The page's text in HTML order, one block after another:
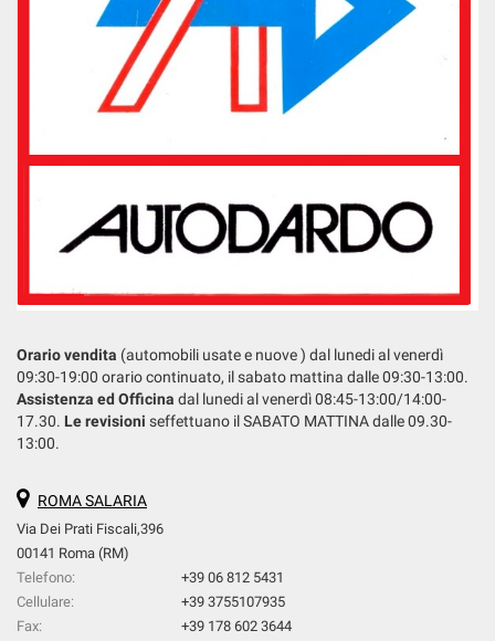
Orario vendita (automobili usate e nuove ) dal lunedi al venerdì
09:30-19:00 orario continuato, il sabato mattina dalle 09:30-13:00.
Assistenza ed Officina dal lunedi al venerdì 08:45-13:00/14:00-
17.30. Le revisioni seffettuano il SABATO MATTINA dalle 09.30-
13:00.
ROMA SALARIA
Via Dei Prati Fiscali,396
00141 Roma (RM)
Telefono:
+39 06 812 5431
Cellulare:
+39 3755107935
Fax:
+39 178 602 3644